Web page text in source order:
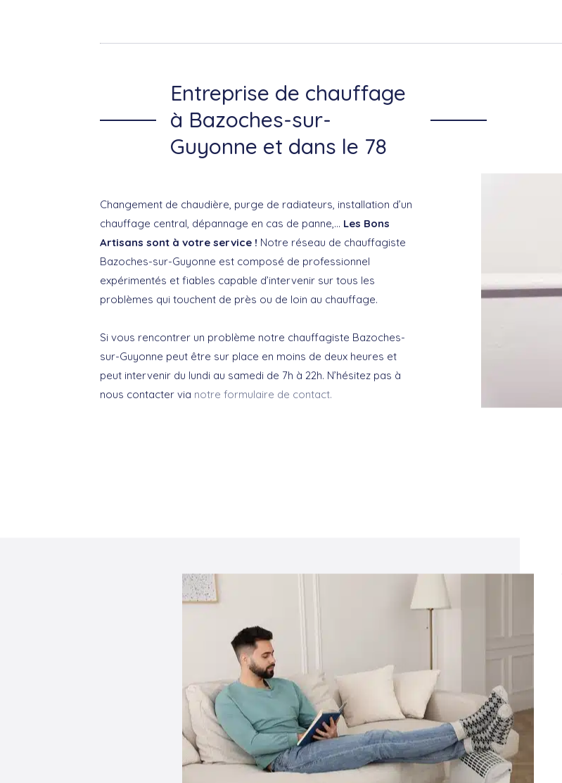
Entreprise de chauffage
à Bazoches-sur-
Guyonne et dans le 78
Changement de chaudière, purge de radiateurs, installation d’un
chauffage central, dépannage en cas de panne,… Les Bons
Artisans sont à votre service ! Notre réseau de chauffagiste
Bazoches-sur-Guyonne est composé de professionnel
expérimentés et fiables capable d’intervenir sur tous les
problèmes qui touchent de près ou de loin au chauffage.
Si vous rencontrer un problème notre chauffagiste Bazoches-
sur-Guyonne peut être sur place en moins de deux heures et
peut intervenir du lundi au samedi de 7h à 22h. N’hésitez pas à
nous contacter via notre formulaire de contact.